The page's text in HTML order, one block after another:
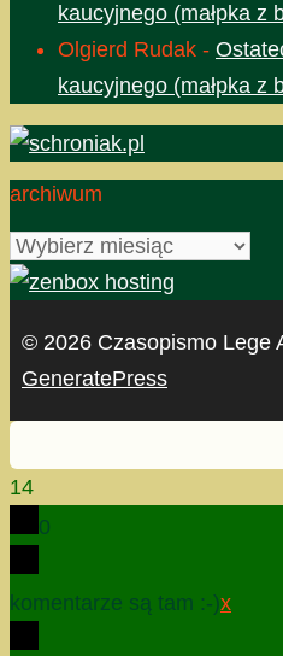
kaucyjnego (małpka z
Olgierd Rudak -
kaucyjnego (małpka z
archiwum
archiwum
© 2026 Czasopismo Lege
GeneratePress
14
0
komentarze są tam :-)x